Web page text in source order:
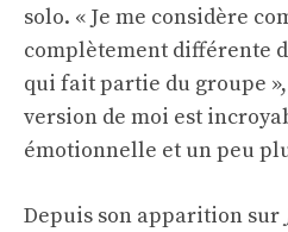
solo. « Je me considère
complètement différente
qui fait partie du groupe
version de moi est
émotionnelle et un peu
Depuis son apparition sur